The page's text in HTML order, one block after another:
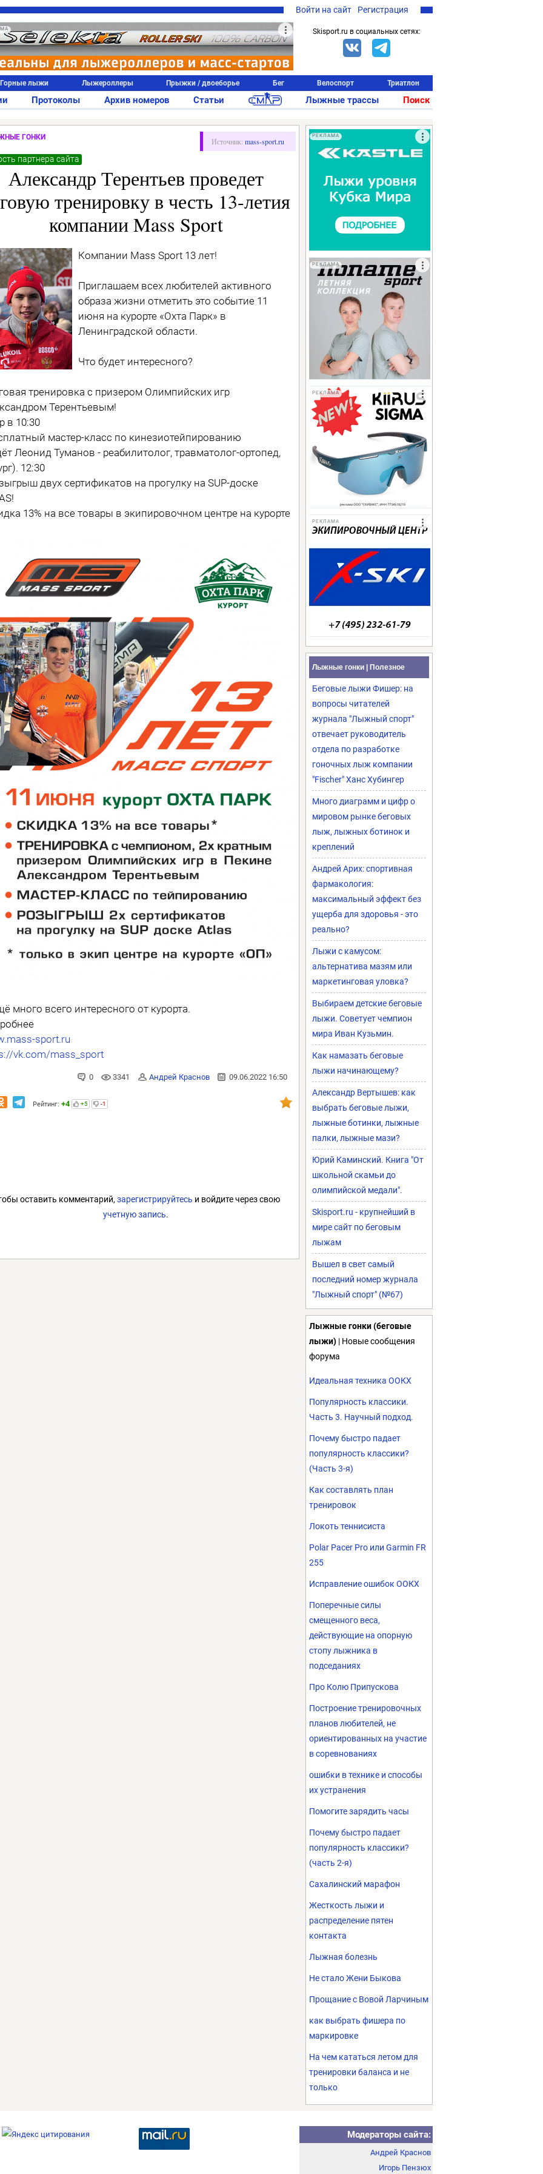
Войти на сайт Регистрация
Skisport.ru в социальных сетях:
Горные лыжи Лыжероллеры Прыжки / двоеборье Бег Велоспорт Триатлон
Протоколы Архив номеров Статьи Лыжные трассы Поиск
ГОНКИ Источник: mass-sport.ru
партнера сайта
Александр Терентьев проведет
тренировку в честь 13-летия
компании Mass Sport
Компании Mass Sport 13 лет!
Приглашаем всех любителей активного
образа жизни отметить это событие 11
июня на курорте «Охта Парк» в
Ленинградской области.
Что будет интересного?
тренировка с призером Олимпийских игр
Терентьевым!
в 10:30
мастер-класс по кинезиотейпированию
Леонид Туманов - реабилитолог, травматолог-ортопед,
12:30
двух сертификатов на прогулку на SUP-доске
13% на все товары в экипировочном центре на курорте
много всего интересного от курорта.
sport.ru
vk.com/mass_sport
0 3341 Андрей Краснов 09.06.2022 16:50
Рейтинг: +4 +5 -1
оставить комментарий, зарегистрируйтесь и войдите через свою
учетную запись.
РЕКЛАМА
РЕКЛАМА
РЕКЛАМА
РЕКЛАМА
Лыжные гонки | Полезное
Беговые лыжи Фишер: на
вопросы читателей
журнала "Лыжный спорт"
отвечает руководитель
отдела по разработке
гоночных лыж компании
"Fischer" Ханс Хубингер
Много диаграмм и цифр о
мировом рынке беговых
лыж, лыжных ботинок и
креплений
Андрей Арих: спортивная
фармакология:
максимальный эффект без
ущерба для здоровья - это
реально?
Лыжи с камусом:
альтернатива мазям или
маркетинговая уловка?
Выбираем детские беговые
лыжи. Советует чемпион
мира Иван Кузьмин.
Как намазать беговые
лыжи начинающему?
Александр Вертышев: как
выбрать беговые лыжи,
лыжные ботинки, лыжные
палки, лыжные мази?
Юрий Каминский. Книга "От
школьной скамьи до
олимпийской медали".
Skisport.ru - крупнейший в
мире сайт по беговым
лыжам
Вышел в свет самый
последний номер журнала
"Лыжный спорт" (№67)
Лыжные гонки (беговые
лыжи) | Новые сообщения
форума
Идеальная техника ООКХ
Популярность классики.
Часть 3. Научный подход.
Почему быстро падает
популярность классики?
(Часть 3-я)
Как составлять план
тренировок
Локоть теннисиста
Polar Pacer Pro или Garmin FR
255
Исправление ошибок ООКХ
Поперечные силы
смещенного веса,
действующие на опорную
стопу лыжника в
подседаниях
Про Колю Припускова
Построение тренировочных
планов любителей, не
ориентированных на участие
в соревнованиях
ошибки в технике и способы
их устранения
Помогите зарядить часы
Почему быстро падает
популярность классики?
(часть 2-я)
Сахалинский марафон
Жесткость лыжи и
распределение пятен
контакта
Лыжная болезнь
Не стало Жени Быкова
Прощание с Вовой Ларчиным
как выбрать фишера по
маркировке
На чем кататься летом для
тренировки баланса и не
только
Модераторы сайта:
Андрей Краснов
Игорь Пензюх